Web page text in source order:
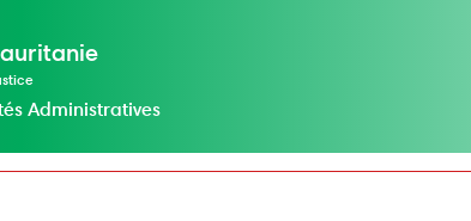
Administratives